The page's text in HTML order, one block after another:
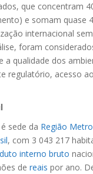
que concentram
e somam quase
internacional
foram
a qualidade dos
regulatório, acesso
sede da Região
, com 3 043 217
interno bruto
de reais por ano.